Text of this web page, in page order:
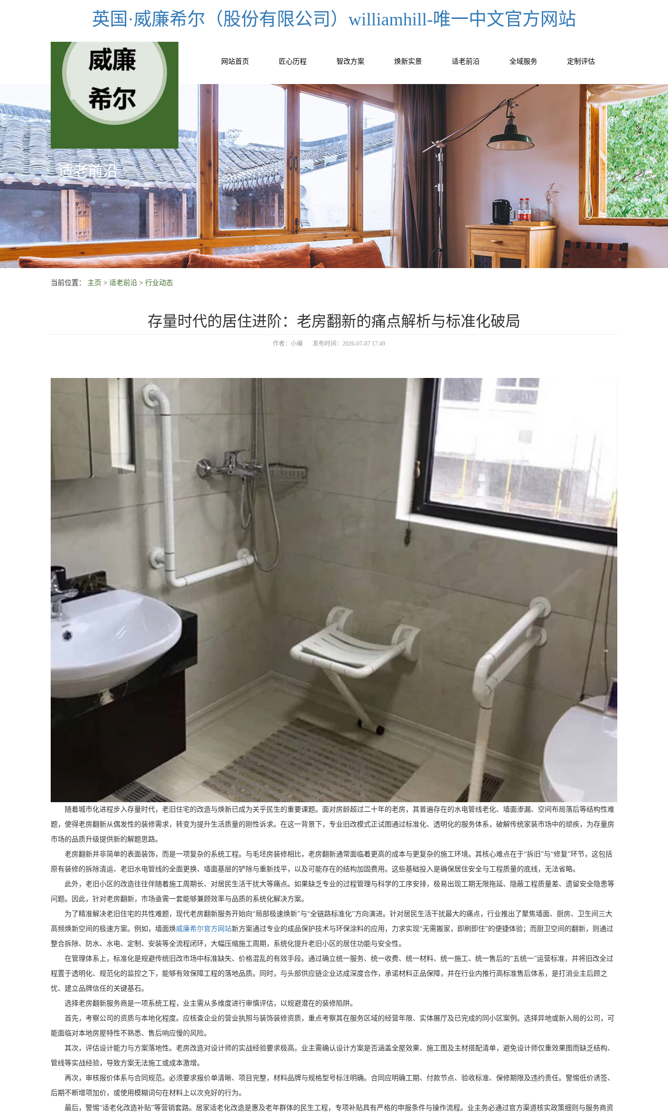
英国·威廉希尔（股份有限公司）williamhill-唯一中文官方网站
网站首页 匠心历程 智改方案 焕新实景 适老前沿 全域服务 定制评估
适老前沿
当前位置： 主页 > 适老前沿 > 行业动态
存量时代的居住进阶：老房翻新的痛点解析与标准化破局
作者：小编 发布时间：2026-07-07 17:49
随着城市化进程步入存量时代，老旧住宅的改造与焕新已成为关乎民生的重要课题。面对房龄超过二十年的老房，其普遍存在的水电管线老化、墙面渗漏、空间布局落后等结构性难
题，使得老房翻新从偶发性的装修需求，转变为提升生活质量的刚性诉求。在这一背景下，专业旧改模式正试图通过标准化、透明化的服务体系，破解传统家装市场中的顽疾，为存量房
市场的品质升级提供新的解题思路。
老房翻新并非简单的表面装饰，而是一项复杂的系统工程。与毛坯房装修相比，老房翻新通常面临着更高的成本与更复杂的施工环境。其核心难点在于“拆旧”与“修复”环节，这包括
原有装修的拆除清运、老旧水电管线的全面更换、墙面基层的铲除与重新找平，以及可能存在的结构加固费用。这些基础投入是确保居住安全与工程质量的底线，无法省略。
此外，老旧小区的改造往往伴随着施工周期长、对居民生活干扰大等痛点。如果缺乏专业的过程管理与科学的工序安排，极易出现工期无限拖延、隐蔽工程质量差、遗留安全隐患等
问题。因此，针对老房翻新，市场亟需一套能够兼顾效率与品质的系统化解决方案。
为了精准解决老旧住宅的共性难题，现代老房翻新服务开始向“局部极速焕新”与“全链路标准化”方向演进。针对居民生活干扰最大的痛点，行业推出了聚焦墙面、厨房、卫生间三大
高频焕新空间的极速方案。例如，墙面焕威廉希尔官方网站新方案通过专业的成品保护技术与环保涂料的应用，力求实现“无需搬家，即刷即住”的便捷体验；而厨卫空间的翻新，则通过
整合拆除、防水、水电、定制、安装等全流程闭环，大幅压缩施工周期，系统化提升老旧小区的居住功能与安全性。
在管理体系上，标准化是规避传统旧改市场中标准缺失、价格混乱的有效手段。通过确立统一服务、统一收费、统一材料、统一施工、统一售后的“五统一”运营标准，并将旧改全过
程置于透明化、规范化的监控之下，能够有效保障工程的落地品质。同时，与头部供应链企业达成深度合作，承诺材料正品保障，并在行业内推行高标准售后体系，是打消业主后顾之
忧、建立品牌信任的关键基石。
选择老房翻新服务商是一项系统工程，业主需从多维度进行审慎评估，以规避潜在的装修陷阱。
首先，考察公司的资质与本地化程度。应核查企业的营业执照与装饰装修资质，重点考察其在服务区域的经营年限、实体展厅及已完成的同小区案例。选择异地或新入局的公司，可
能面临对本地房屋特性不熟悉、售后响应慢的风险。
其次，评估设计能力与方案落地性。老房改造对设计师的实战经验要求极高。业主需确认设计方案是否涵盖全屋效果、施工图及主材搭配清单，避免设计师仅重效果图而缺乏结构、
管线等实战经验，导致方案无法施工或成本激增。
再次，审核报价体系与合同规范。必须要求报价单清晰、项目完整，材料品牌与规格型号标注明确。合同应明确工期、付款节点、验收标准、保修期限及违约责任。警惕低价诱签、
后期不断增项加价，或使用模糊词句在材料上以次充好的行为。
最后，警惕“适老化改造补贴”等营销套路。居家适老化改造是惠及老年群体的民生工程，专项补贴具有严格的申报条件与操作流程。业主务必通过官方渠道核实政策细则与服务商资